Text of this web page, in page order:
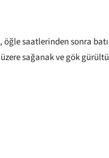
öğle saatlerinden sonra
sağanak ve gök